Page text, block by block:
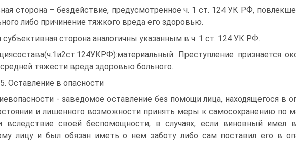
сторона – бездействие, предусмотренное ч. 1 ст. 124 УК РФ,
либо причинение тяжкого вреда его здоровью.
субъективная сторона аналогичны указанным в ч. 1 ст. 124 УК РФ.
Преступление признается
тяжести вреда здоровью больного.
Оставление в опасности
- заведомое оставление без помощи лица, находящегося в
и лишенного возможности принять меры к самосохранению по
вследствие своей беспомощности, в случаях, если виновный имел
лицу и был обязан иметь о нем заботу либо сам поставил его в